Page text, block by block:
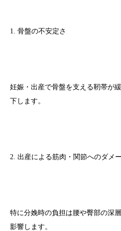
1. 骨盤の不安定さ
妊娠・出産で骨盤を支える靭帯が
下します。
2. 出産による筋肉・関節へのダメ
特に分娩時の負担は腰や臀部の深
影響します。